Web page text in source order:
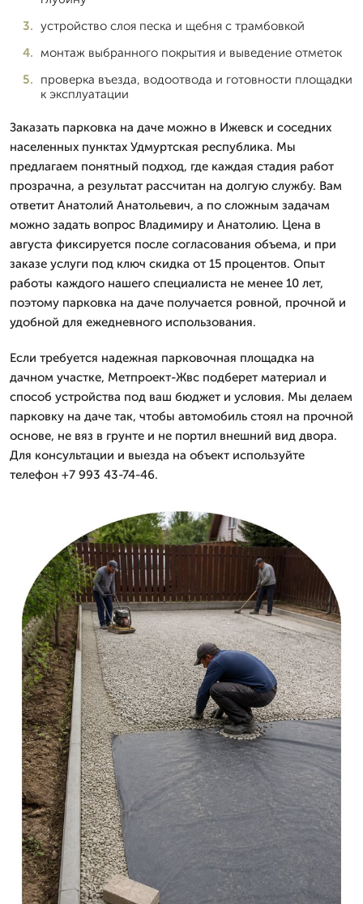
устройство слоя песка и щебня с трамбовкой
монтаж выбранного покрытия и выведение отметок
проверка въезда, водоотвода и готовности площадки
к эксплуатации
Заказать парковка на даче можно в Ижевск и соседних
населенных пунктах Удмуртская республика. Мы
предлагаем понятный подход, где каждая стадия работ
прозрачна, а результат рассчитан на долгую службу. Вам
ответит Анатолий Анатольевич, а по сложным задачам
можно задать вопрос Владимиру и Анатолию. Цена в
августа фиксируется после согласования объема, и при
заказе услуги под ключ скидка от 15 процентов. Опыт
работы каждого нашего специалиста не менее 10 лет,
поэтому парковка на даче получается ровной, прочной и
удобной для ежедневного использования.
Если требуется надежная парковочная площадка на
дачном участке, Метпроект-Жвс подберет материал и
способ устройства под ваш бюджет и условия. Мы делаем
парковку на даче так, чтобы автомобиль стоял на прочной
основе, не вяз в грунте и не портил внешний вид двора.
Для консультации и выезда на объект используйте
телефон +7 993 43-74-46.